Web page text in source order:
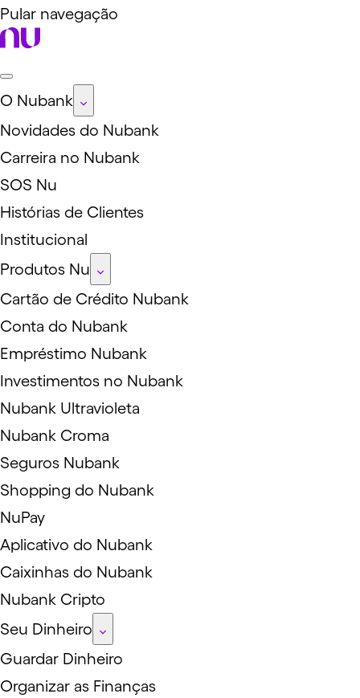
Pular navegação
O Nubank
Novidades do Nubank
Carreira no Nubank
SOS Nu
Histórias de Clientes
Institucional
Produtos Nu
Cartão de Crédito Nubank
Conta do Nubank
Empréstimo Nubank
Investimentos no Nubank
Nubank Ultravioleta
Nubank Croma
Seguros Nubank
Shopping do Nubank
NuPay
Aplicativo do Nubank
Caixinhas do Nubank
Nubank Cripto
Seu Dinheiro
Guardar Dinheiro
Organizar as Finanças